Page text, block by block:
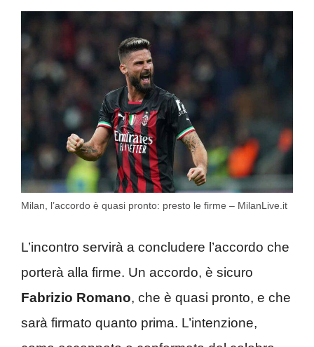
Milan, l’accordo è quasi pronto: presto le firme – MilanLive.it
L’incontro servirà a concludere l’accordo che
porterà alla firme. Un accordo, è sicuro
Fabrizio Romano, che è quasi pronto, e che
sarà firmato quanto prima. L’intenzione,